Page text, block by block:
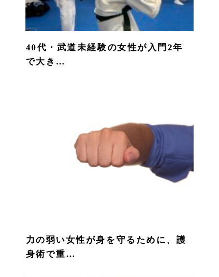
40代・武道未経験の女性が入門2年
で大き…
力の弱い女性が身を守るために、護
身術で重…